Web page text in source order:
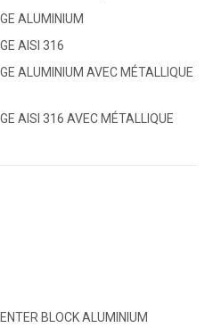
ALUMINIUM
AISI 316
ALUMINIUM AVEC MÉTALLIQUE
AISI 316 AVEC MÉTALLIQUE
BLOCK ALUMINIUM